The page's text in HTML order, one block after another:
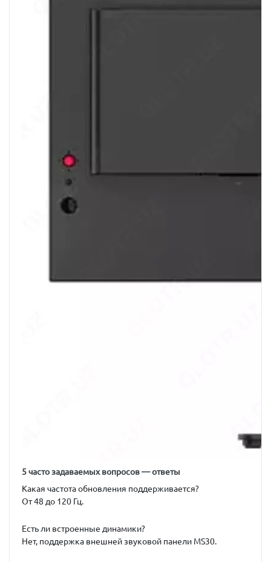
5 часто задаваемых вопросов — ответы
Какая частота обновления поддерживается?
От 48 до 120 Гц.
Есть ли встроенные динамики?
Нет, поддержка внешней звуковой панели MS30.